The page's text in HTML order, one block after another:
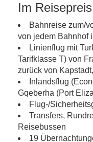
Im
Bahnreise zum/
von jedem Bahnhof
Linienflug mit
Tarifklasse T) von
zurück von
Inlandsflug
Gqeberha (Port
Flug-/
Transfers,
Reisebussen
19